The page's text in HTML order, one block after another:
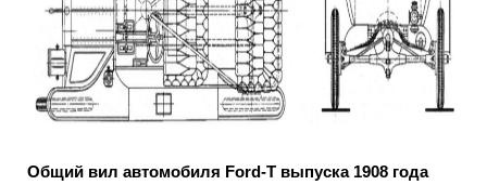
Общий вил автомобиля Ford-T выпуска 1908 года